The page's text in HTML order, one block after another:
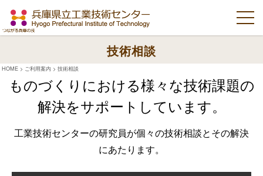
技術相談
HOME > ご利用案内 > 技術相談
ものづくりにおける様々な技術課題の
解決をサポートしています。
工業技術センターの研究員が個々の技術相談とその解決
にあたります。